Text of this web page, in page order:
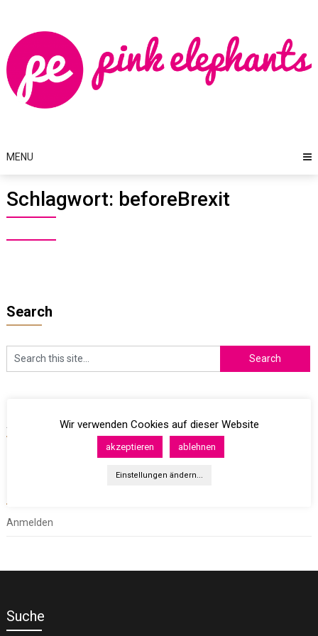
content
MENU
Schlagwort: beforeBrexit
Search
Archives
Anmelden
Suche
Wir verwenden Cookies auf dieser Website
akzeptieren ablehnen
Einstellungen ändern...